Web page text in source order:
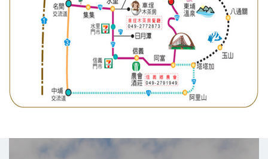
溫馨的小木屋，以及隱密舒適的私人泡湯空間結合